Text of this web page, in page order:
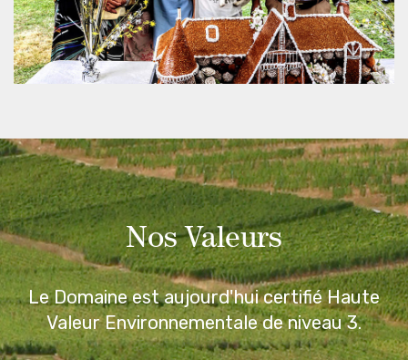
Nos Valeurs
Le Domaine est aujourd'hui certifié Haute
Valeur Environnementale de niveau 3.